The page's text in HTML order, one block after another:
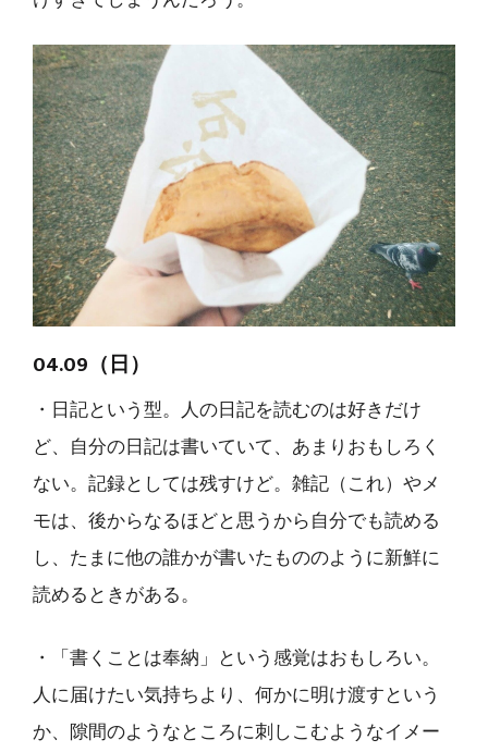
04.09（日）
・日記という型。人の日記を読むのは好きだけ
ど、自分の日記は書いていて、あまりおもしろく
ない。記録としては残すけど。雑記（これ）やメ
モは、後からなるほどと思うから自分でも読める
し、たまに他の誰かが書いたもののように新鮮に
読めるときがある。
・「書くことは奉納」という感覚はおもしろい。
人に届けたい気持ちより、何かに明け渡すという
か、隙間のようなところに刺しこむようなイメー